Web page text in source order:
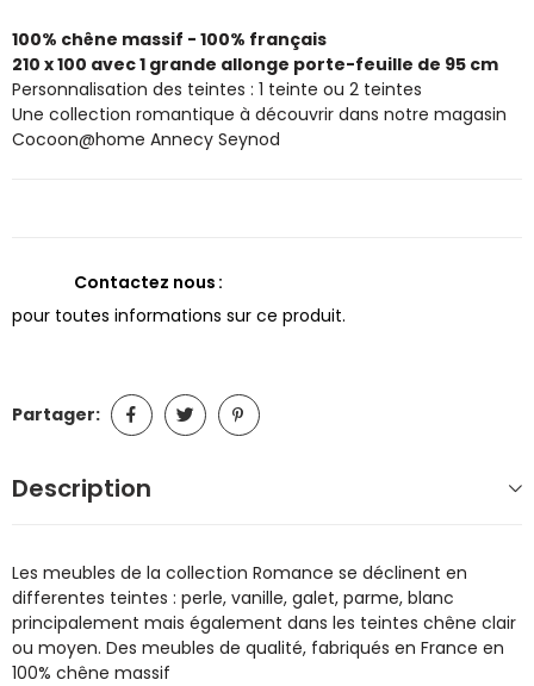
100% chêne massif - 100% français
210 x 100 avec 1 grande allonge porte-feuille de 95 cm
Personnalisation des teintes : 1 teinte ou 2 teintes
Une collection romantique à découvrir dans notre magasin
Cocoon@home Annecy Seynod
Contactez nous
pour toutes informations sur ce produit.
Partager:
Description
Les meubles de la collection Romance se déclinent en
differentes teintes : perle, vanille, galet, parme, blanc
principalement mais également dans les teintes chêne clair
ou moyen. Des meubles de qualité, fabriqués en France en
100% chêne massif